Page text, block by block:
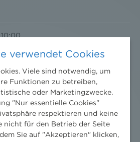
10:00
/Seminare
live im Internet vom
Die entscheidenden
Netztransformation gebündelt in
12 Termine | Immer um 11:00
verwendet Cookies
Viele sind notwendig, um
Funktionen zu betreiben,
oder Marketingzwecke.
"Nur essentielle Cookies"
respektieren und keine
nicht für den Betrieb der Seite
Sie auf "Akzeptieren" klicken,